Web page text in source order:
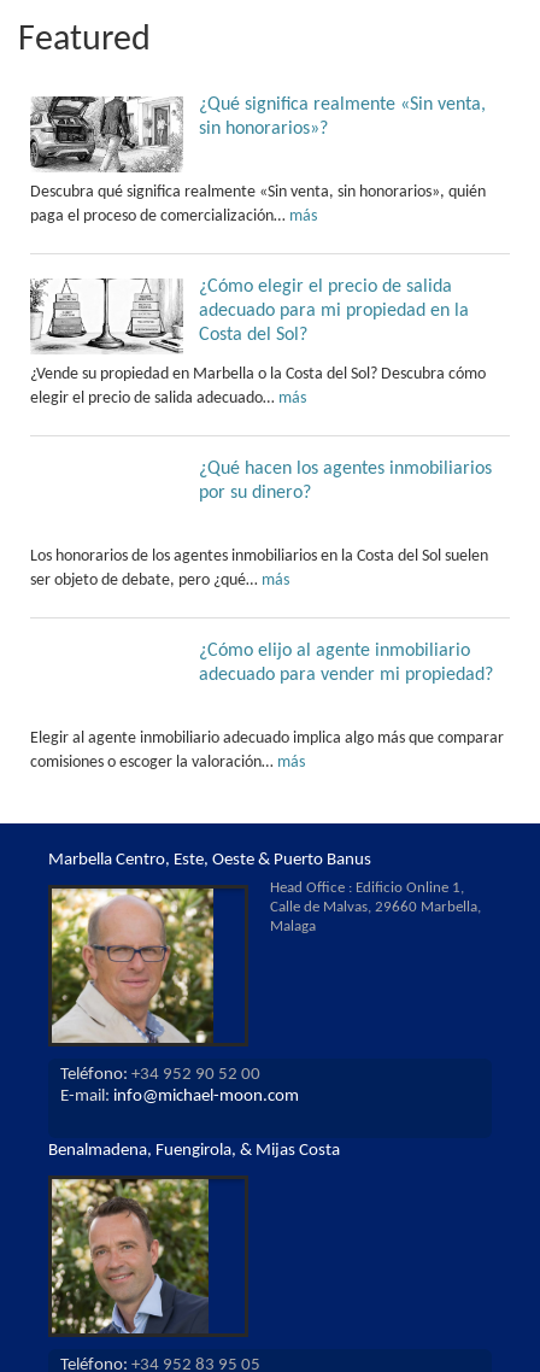
Featured
¿Qué significa realmente «Sin venta,
sin honorarios»?
Descubra qué significa realmente «Sin venta, sin honorarios», quién
paga el proceso de comercialización… más
¿Cómo elegir el precio de salida
adecuado para mi propiedad en la
Costa del Sol?
¿Vende su propiedad en Marbella o la Costa del Sol? Descubra cómo
elegir el precio de salida adecuado… más
¿Qué hacen los agentes inmobiliarios
por su dinero?
Los honorarios de los agentes inmobiliarios en la Costa del Sol suelen
ser objeto de debate, pero ¿qué… más
¿Cómo elijo al agente inmobiliario
adecuado para vender mi propiedad?
Elegir al agente inmobiliario adecuado implica algo más que comparar
comisiones o escoger la valoración… más
Marbella Centro, Este, Oeste & Puerto Banus
Head Office : Edificio Online 1,
Calle de Malvas, 29660 Marbella,
Malaga
Teléfono: +34 952 90 52 00
E-mail: info@michael-moon.com
Benalmadena, Fuengirola, & Mijas Costa
Teléfono: +34 952 83 95 05